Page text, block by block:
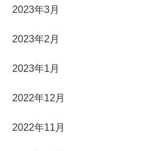
2023年3月
2023年2月
2023年1月
2022年12月
2022年11月